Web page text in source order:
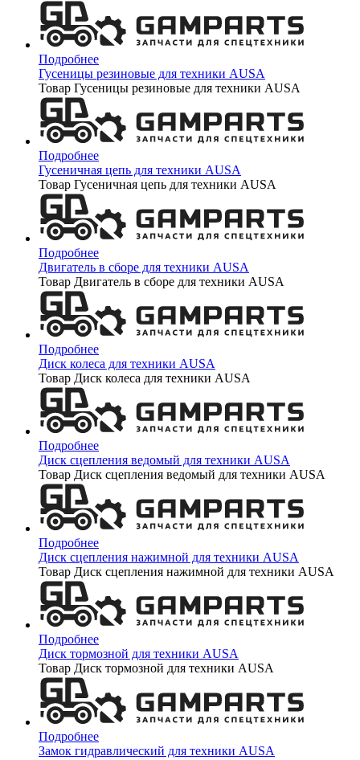
Подробнее
Гусеницы резиновые для техники AUSA
Товар Гусеницы резиновые для техники AUSA
Подробнее
Гусеничная цепь для техники AUSA
Товар Гусеничная цепь для техники AUSA
Подробнее
Двигатель в сборе для техники AUSA
Товар Двигатель в сборе для техники AUSA
Подробнее
Диск колеса для техники AUSA
Товар Диск колеса для техники AUSA
Подробнее
Диск сцепления ведомый для техники AUSA
Товар Диск сцепления ведомый для техники AUSA
Подробнее
Диск сцепления нажимной для техники AUSA
Товар Диск сцепления нажимной для техники AUSA
Подробнее
Диск тормозной для техники AUSA
Товар Диск тормозной для техники AUSA
Подробнее
Замок гидравлический для техники AUSA